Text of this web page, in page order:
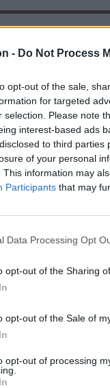
- Do Not Process
opt-out of the sale,
for targeted
selection. Please note
interest-based ads
to third
of your personal
This information may
Participants that may
Data Processing Opt
opt-out of the Sharing
opt-out of the Sale of
opt-out of processing
nélkül